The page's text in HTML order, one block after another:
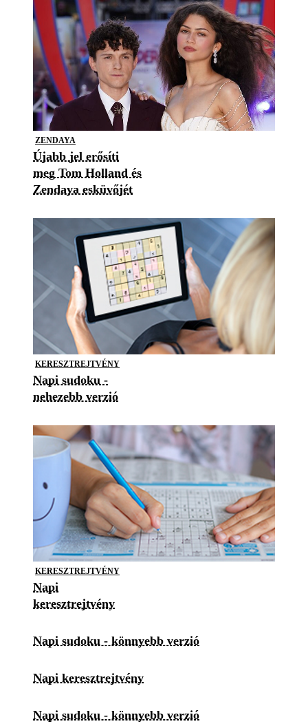
ZENDAYA
Újabb jel erősíti
meg Tom Holland és
Zendaya esküvőjét
KERESZTREJTVÉNY
Napi sudoku -
nehezebb verzió
KERESZTREJTVÉNY
Napi
keresztrejtvény
Napi sudoku - könnyebb verzió
Napi keresztrejtvény
Napi sudoku - könnyebb verzió